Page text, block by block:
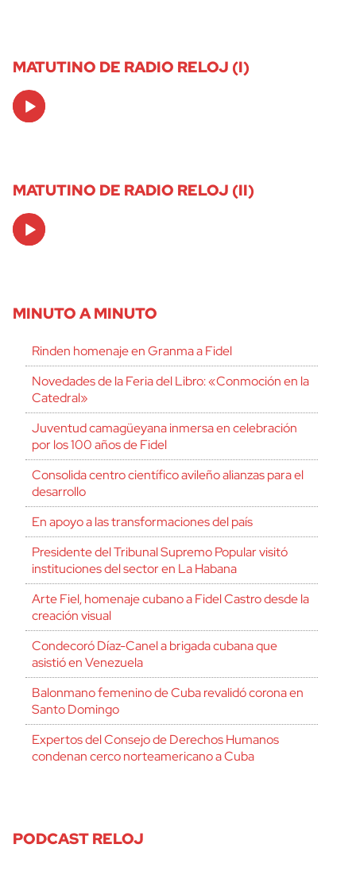
MATUTINO DE RADIO RELOJ (I)
Audio
Player
MATUTINO DE RADIO RELOJ (II)
Audio
Player
MINUTO A MINUTO
Rinden homenaje en Granma a Fidel
Novedades de la Feria del Libro: «Conmoción en la
Catedral»
Juventud camagüeyana inmersa en celebración
por los 100 años de Fidel
Consolida centro científico avileño alianzas para el
desarrollo
En apoyo a las transformaciones del país
Presidente del Tribunal Supremo Popular visitó
instituciones del sector en La Habana
Arte Fiel, homenaje cubano a Fidel Castro desde la
creación visual
Condecoró Díaz-Canel a brigada cubana que
asistió en Venezuela
Balonmano femenino de Cuba revalidó corona en
Santo Domingo
Expertos del Consejo de Derechos Humanos
condenan cerco norteamericano a Cuba
PODCAST RELOJ